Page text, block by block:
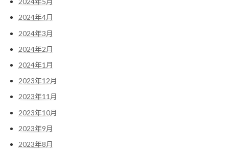
2024年4月
2024年3月
2024年2月
2024年1月
2023年12月
2023年11月
2023年10月
2023年9月
2023年8月